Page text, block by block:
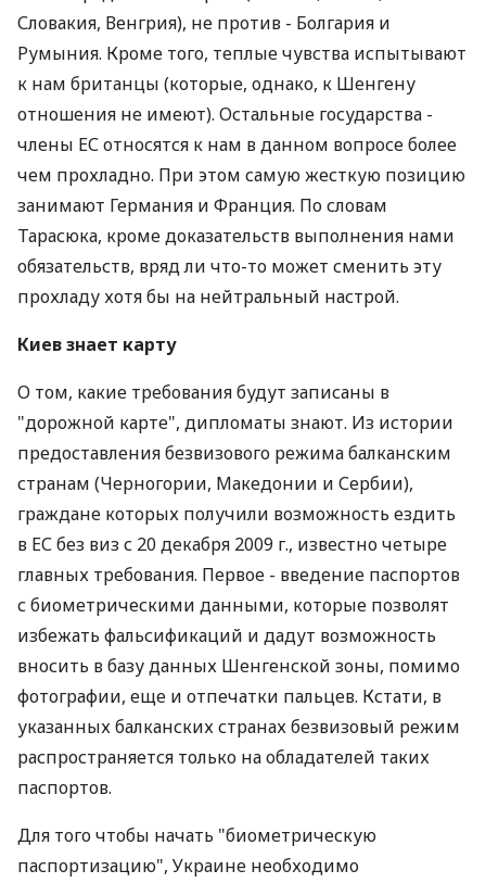
Словакия, Венгрия), не против - Болгария и
Румыния. Кроме того, теплые чувства испытывают
к нам британцы (которые, однако, к Шенгену
отношения не имеют). Остальные государства -
члены ЕС относятся к нам в данном вопросе более
чем прохладно. При этом самую жесткую позицию
занимают Германия и Франция. По словам
Тарасюка, кроме доказательств выполнения нами
обязательств, вряд ли что-то может сменить эту
прохладу хотя бы на нейтральный настрой.
Киев знает карту
О том, какие требования будут записаны в
"дорожной карте", дипломаты знают. Из истории
предоставления безвизового режима балканским
странам (Черногории, Македонии и Сербии),
граждане которых получили возможность ездить
в ЕС без виз с 20 декабря 2009 г., известно четыре
главных требования. Первое - введение паспортов
с биометрическими данными, которые позволят
избежать фальсификаций и дадут возможность
вносить в базу данных Шенгенской зоны, помимо
фотографии, еще и отпечатки пальцев. Кстати, в
указанных балканских странах безвизовый режим
распространяется только на обладателей таких
паспортов.
Для того чтобы начать "биометрическую
паспортизацию", Украине необходимо